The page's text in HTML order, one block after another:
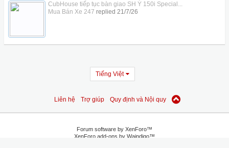
CubHouse tiếp tục bàn giao SH Ý 150i Special...
Mua Bán Xe 247 replied 21/7/26
Tiếng Việt
Liên hệ Trợ giúp Quy định và Nội quy
Forum software by XenForo™
XenForo add-ons by Waindigo™